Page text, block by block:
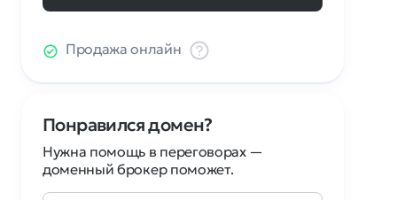
Продажа онлайн
Понравился домен?
Нужна помощь в переговорах —
доменный брокер поможет.